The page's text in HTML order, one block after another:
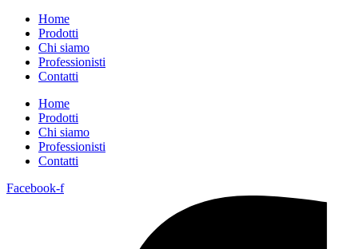
Home
Prodotti
Chi siamo
Professionisti
Contatti
Home
Prodotti
Chi siamo
Professionisti
Contatti
Facebook-f